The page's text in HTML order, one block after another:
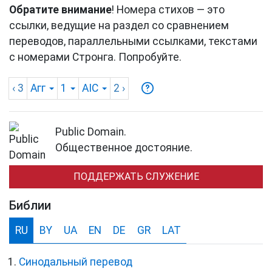
Обратите внимание! Номера стихов — это
ссылки, ведущие на раздел со сравнением
переводов, параллельными ссылками, текстами
с номерами Стронга. Попробуйте.
‹ 3 Агг 1 AIC 2 ›
Public Domain.
Общественное достояние.
ПОДДЕРЖАТЬ СЛУЖЕНИЕ
Библии
RU BY UA EN DE GR LAT
Синодальный перевод